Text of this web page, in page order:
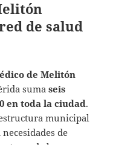
de salud
de Melitón
sumaseis
en toda la ciudad.
municipal
de